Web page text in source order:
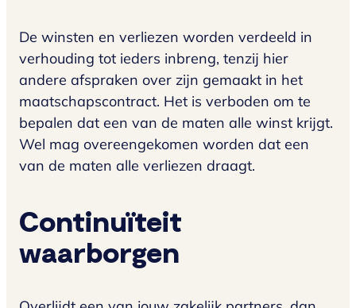
De winsten en verliezen worden verdeeld in
verhouding tot ieders inbreng, tenzij hier
andere afspraken over zijn gemaakt in het
maatschapscontract. Het is verboden om te
bepalen dat een van de maten alle winst krijgt.
Wel mag overeengekomen worden dat een
van de maten alle verliezen draagt.
Continuïteit
waarborgen